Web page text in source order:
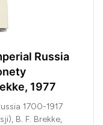
Russia
1977
1700-1917
B. F. Brekke,